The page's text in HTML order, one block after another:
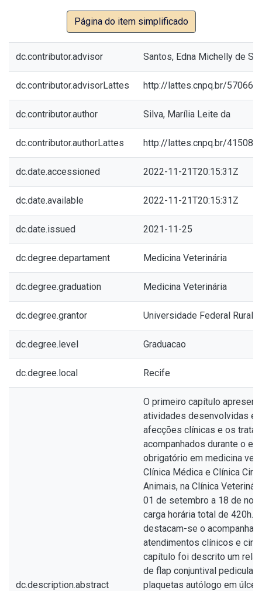
Página do item simplificado
dc.contributor.advisor Santos, Edna Michelly de Sá
dc.contributor.advisorLattes http://lattes.cnpq.br/
dc.contributor.author Silva, Marília Leite da
dc.contributor.authorLattes http://lattes.cnpq.br/
dc.date.accessioned 2022-11-21T20:15:31Z
dc.date.available 2022-11-21T20:15:31Z
dc.date.issued 2021-11-25
dc.degree.departament Medicina Veterinária
dc.degree.graduation Medicina Veterinária
dc.degree.grantor Universidade Federal Rural
dc.degree.level Graduacao
dc.degree.local Recife
dc.description.abstract
O primeiro capítulo
atividades desenvolvidas e
afecções clínicas e os
acompanhados durante o
obrigatório em medicina
Clínica Médica e Clínica
Animais, na Clínica
01 de setembro a 18 de
carga horária total de 420h.
destacam-se o
atendimentos clínicos e
capítulo foi descrito um
de flap conjuntival
plaquetas autólogo em